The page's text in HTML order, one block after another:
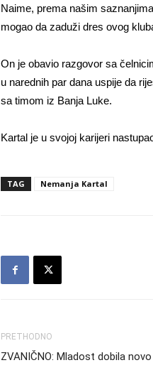
Naime, prema našim
mogao da zaduži dres ovog
On je obavio razgovor sa
u narednih par dana uspije da
sa timom iz Banja Luke.
Kartal je u svojoj karijeri
TAG Nemanja Kartal
PRETHODNO
ZVANIČNO: Mladost dobila